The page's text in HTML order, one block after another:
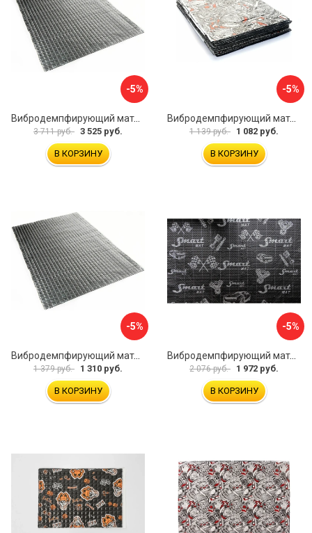
-5%
Вибродемпфирующий материал Dreamcar Noname 2 N6-2M0-S070050P1080
3 711 руб. 3 525 руб.
В КОРЗИНУ
-5%
Вибродемпфирующий материал Dreamcar Base 2 33x25 см DC-000-0926988P1395
1 139 руб. 1 082 руб.
В КОРЗИНУ
-5%
Вибродемпфирующий материал Dreamcar Noname 2 N6-2M0-S070050P1078
1 379 руб. 1 310 руб.
В КОРЗИНУ
-5%
Вибродемпфирующий материал STP Smartmat black 30 54533
2 076 руб. 1 972 руб.
В КОРЗИНУ